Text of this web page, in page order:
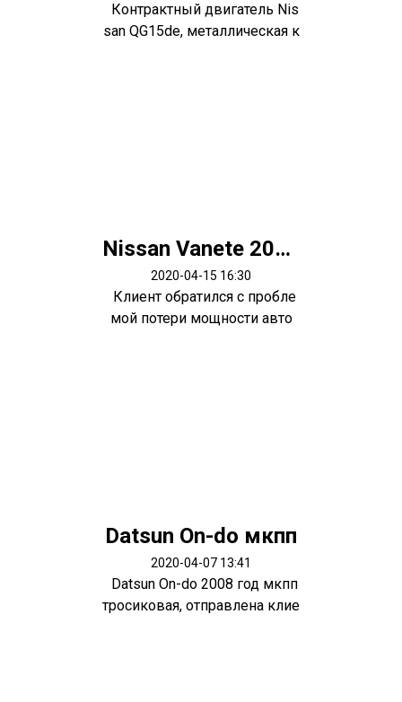
Контрактный двигатель Nis
san QG15de, металлическая к
Nissan Vanete 2003 мотор R2
2020-04-15 16:30
Клиент обратился с пробле
мой потери мощности авто
Datsun On-do мкпп
2020-04-07 13:41
Datsun On-do 2008 год мкпп
тросиковая, отправлена клие